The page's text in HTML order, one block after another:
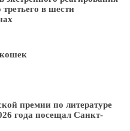
в шести
премии по литературе
года посещал Санкт-